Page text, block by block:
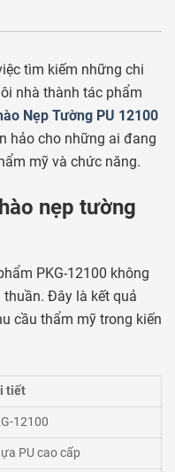
tìm kiếm những chi
nhà thành tác phẩm
Nẹp Tường PU 12100
hảo cho những ai đang
mỹ và chức năng.
nẹp tường
PKG-12100 không
Đây là kết quả
cầu thẩm mỹ trong kiến
tiết
12100
PU cao cấp